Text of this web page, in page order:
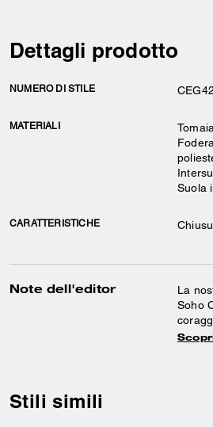
Dettagli prodotto
NUMERO DI STILE CEG42
MATERIALI
Suola
CARATTERISTICHE
Note dell'editor
La
Soho
nostra
Stili simili